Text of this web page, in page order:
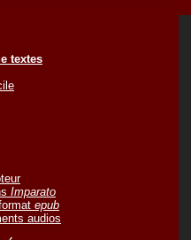
textes
Imparato
epub
audios